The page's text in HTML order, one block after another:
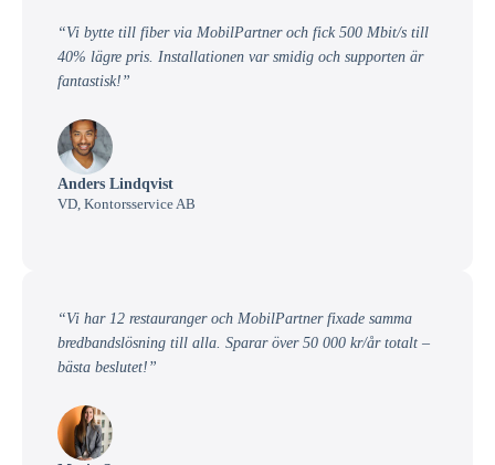
“Vi bytte till fiber via MobilPartner och fick 500 Mbit/s till
40% lägre pris. Installationen var smidig och supporten är
fantastisk!”
Anders Lindqvist
VD, Kontorsservice AB
“Vi har 12 restauranger och MobilPartner fixade samma
bredbandslösning till alla. Sparar över 50 000 kr/år totalt –
bästa beslutet!”